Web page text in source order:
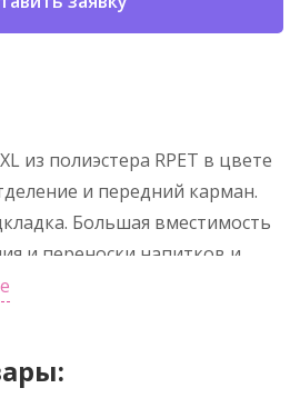
из полиэстера RPET в цвете
и передний карман.
Большая вместимость
и переноски напитков и